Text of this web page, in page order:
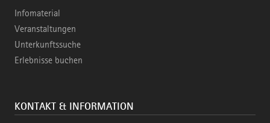
Infomaterial
Veranstaltungen
Unterkunftssuche
Erlebnisse buchen
KONTAKT & INFORMATION